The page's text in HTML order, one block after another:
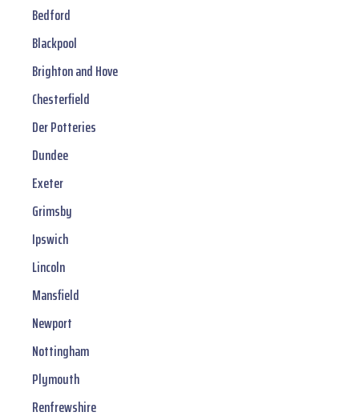
Bedford
Blackpool
Brighton and Hove
Chesterfield
Der Potteries
Dundee
Exeter
Grimsby
Ipswich
Lincoln
Mansfield
Newport
Nottingham
Plymouth
Renfrewshire